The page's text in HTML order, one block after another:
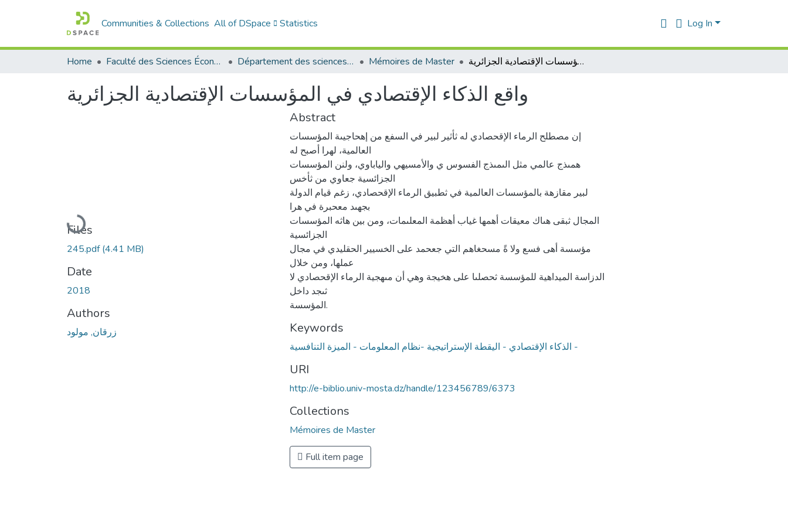
Communities & Collections All of DSpace Statistics Log In
Home Faculté des Sciences Économiques Commerciales et des Sciences de Gestion Département des sciences de gestion Mémoires de Master واقع الذكاء الإقتصادي في المؤسسات الإقتصادية الجزائرية
واقع الذكاء الإقتصادي في المؤسسات الإقتصادية الجزائرية
Loading...
Files
245.pdf(4.41 MB)
Date
2018
Authors
زرقان, مولود
Abstract
إن مصطلح الرماء الإقحصادي له ثأثير لبير في السفع من إهحاجيىة المؤسسات
العالمية، لهرا أصبح له
همىذج عالمي مثل الىمىذج الفسوس ي والأمسيهي والياباوي، ولنن المؤسسات
الجزائسية جعاوي من ثأخس
لبير مقازهة بالمؤسسات العالمية في ثطبيق الرماء الإقحصادي، زغم قيام الدولة
بجهىد معحبرة في هرا
المجال ثبقى هىاك معيقات أهمها غياب أهظمة المعلىمات، ومن بين هاثه المؤسسات
الجزائسية
مؤسسة أهى فسع ولا ةً مسحغاهم التي جعحمد على الخسيير الحقليدي في مجال
عملها، ومن خلال
الدزاسة الميداهية للمؤسسة ثحصلىا على هخيجة وهي أن مىهجية الرماء الإقحصادي لا
ثىجد داخل
المؤسسة.
Keywords
الذكاء الإقتصادي - اليقطة الإستراتيجية -نظام المعلومات - الميزة التنافسية -
URI
http://e-biblio.univ-mosta.dz/handle/123456789/6373
Collections
Mémoires de Master
Full item page